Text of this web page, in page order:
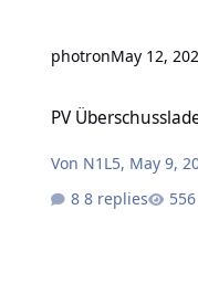
photronMay 12,
PV
Von N1L5, May 9,
8 replies